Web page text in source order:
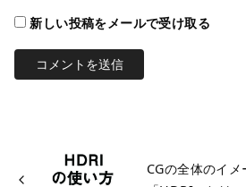
新しい投稿をメールで受け取る
CGの全体のイ